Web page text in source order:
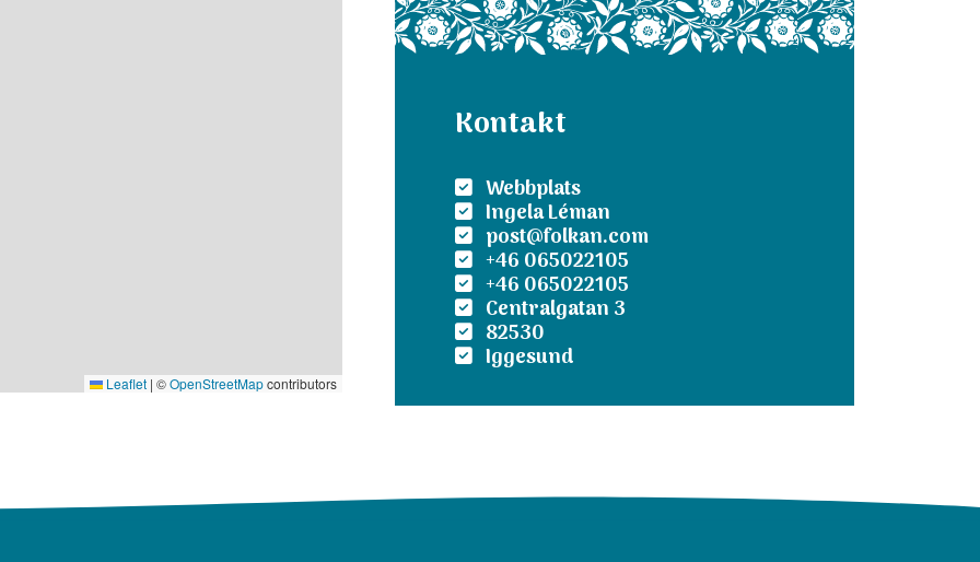
Leaflet | ©OpenStreetMapcontributors
Kontakt
Webbplats
Ingela Léman
post@folkan.com
+46 065022105
+46 065022105
Centralgatan 3
82530
Iggesund